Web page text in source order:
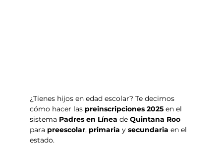
¿Tienes hijos en edad escolar? Te decimos
cómo hacer las preinscripciones 2025 en el
sistema Padres en Línea de Quintana Roo
para preescolar, primaria y secundaria en el
estado.